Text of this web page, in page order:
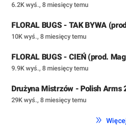
6.2K wyś., 8 miesięcy temu
FLORAL BUGS - TAK BYWA
10K wyś., 8 miesięcy temu
FLORAL BUGS - CIEŃ (prod.
9.9K wyś., 8 miesięcy temu
Drużyna Mistrzów - Polish Arms
29K wyś., 8 miesięcy temu